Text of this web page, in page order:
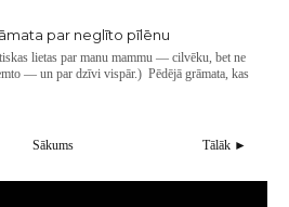
par neglīto pīlēnu
lietas par manu mammu — cilvēku, bet ne
— un par dzīvi vispār.) Pēdējā grāmata, kas
Tālāk ►
Sākums